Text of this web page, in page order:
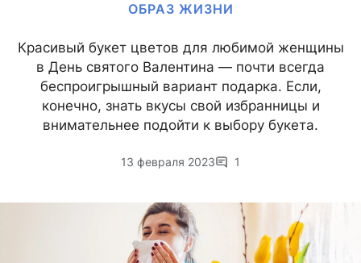
ОБРАЗ ЖИЗНИ
Красивый букет цветов для любимой женщины
в День святого Валентина — почти всегда
беспроигрышный вариант подарка. Если,
конечно, знать вкусы свой избранницы и
внимательнее подойти к выбору букета.
13 февраля 2023 1